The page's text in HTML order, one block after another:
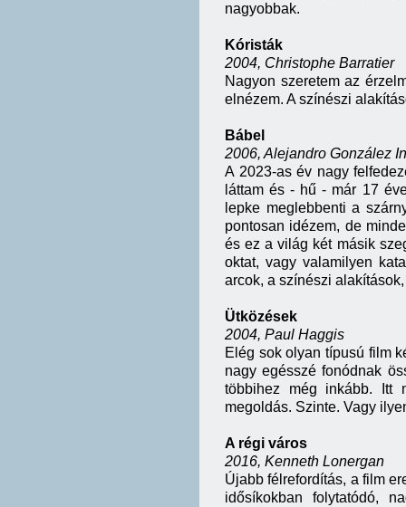
nagyobbak.
Kóristák
2004, Christophe Barratier
Nagyon szeretem az
elnézem. A színészi
Bábel
2006, Alejandro González
A 2023-as év nagy
láttam és - hű - már 17
lepke meglebbenti a
pontosan idézem, de
és ez a világ két másik
oktat, vagy valamilyen
arcok, a színészi
Ütközések
2004, Paul Haggis
Elég sok olyan típusú film
nagy egésszé fonódnak
többihez még inkább. Itt
megoldás. Szinte. Vagy
A régi város
2016, Kenneth Lonergan
Újabb félrefordítás, a film
idősíkokban folytatódó,